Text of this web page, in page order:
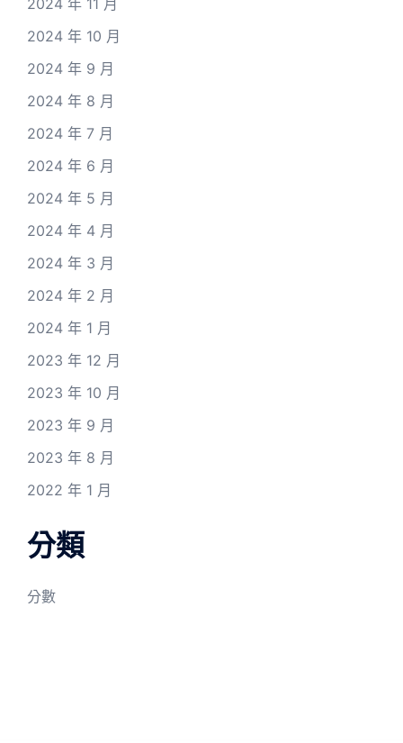
2024 年 11 月
2024 年 10 月
2024 年 9 月
2024 年 8 月
2024 年 7 月
2024 年 6 月
2024 年 5 月
2024 年 4 月
2024 年 3 月
2024 年 2 月
2024 年 1 月
2023 年 12 月
2023 年 10 月
2023 年 9 月
2023 年 8 月
2022 年 1 月
分類
分數